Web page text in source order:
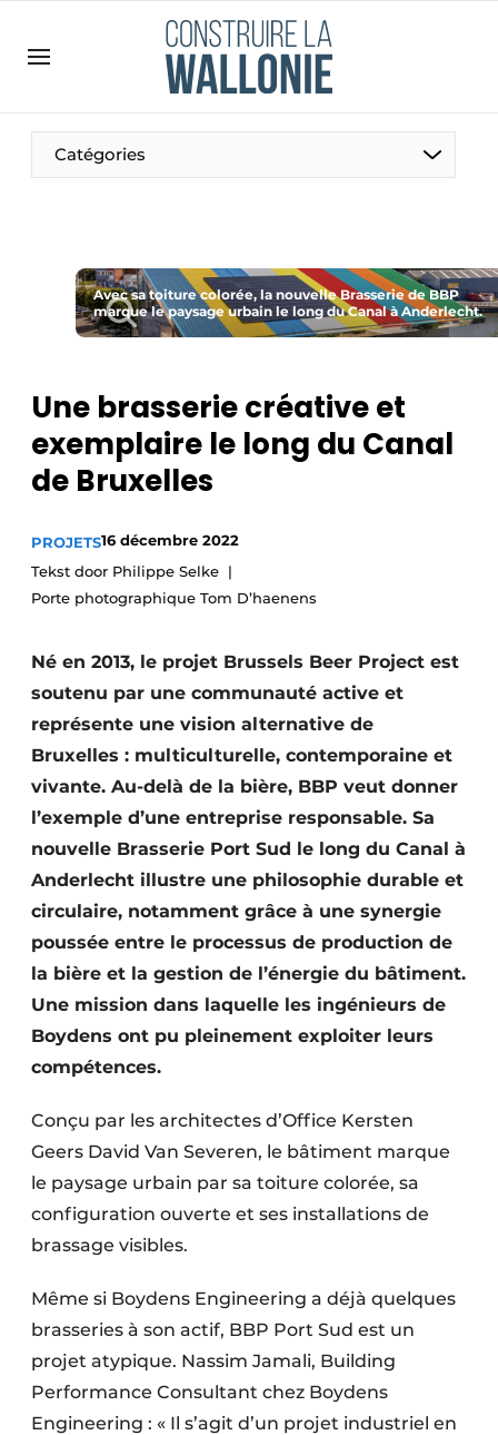
Emploi
Enregistrer une offre d’emploi
Meest gelezen
Newsletter
Privacy / Cookie statement
S’inscrire à l’événement
S’inscrire
Video’s
Catégories
Construction bois
Contrôle d’accès
Éclairage
Fondations
Façades
Géotextiles
Infrastructures souterraines et égouttage
Rénovation
Sécurité incendie
Techniques ferroviaires
Avec sa toiture colorée, la nouvelle Brasserie de BBP
marque le paysage urbain le long du Canal à Anderlecht.
Une brasserie créative et
exemplaire le long du Canal
de Bruxelles
PROJETS16 décembre 2022
Tekst door Philippe Selke
Porte photographique Tom D’haenens
Né en 2013, le projet Brussels Beer Project est
soutenu par une communauté active et
représente une vision alternative de
Bruxelles : multiculturelle, contemporaine et
vivante. Au-delà de la bière, BBP veut donner
l’exemple d’une entreprise responsable. Sa
nouvelle Brasserie Port Sud le long du Canal à
Anderlecht illustre une philosophie durable et
circulaire, notamment grâce à une synergie
poussée entre le processus de production de
la bière et la gestion de l’énergie du bâtiment.
Une mission dans laquelle les ingénieurs de
Boydens ont pu pleinement exploiter leurs
compétences.
Conçu par les architectes d’Office Kersten
Geers David Van Severen, le bâtiment marque
le paysage urbain par sa toiture colorée, sa
configuration ouverte et ses installations de
brassage visibles.
Même si Boydens Engineering a déjà quelques
brasseries à son actif, BBP Port Sud est un
projet atypique. Nassim Jamali, Building
Performance Consultant chez Boydens
Engineering : « Il s’agit d’un projet industriel en